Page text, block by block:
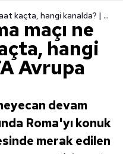
Brighton - Roma maçı ne zaman? Saat kaçta, hangi kanalda? | UEFA Avrupa Ligi
maçı ne
hangi
Avrupa
devam
Roma'yı konuk
merak edilen